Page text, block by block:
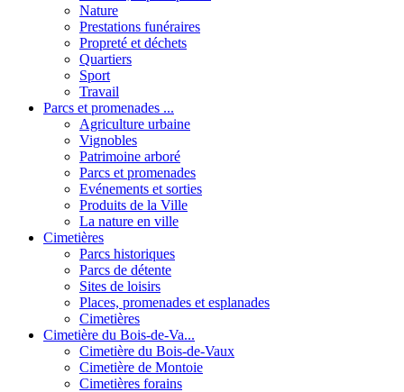
Nature
Prestations funéraires
Propreté et déchets
Quartiers
Sport
Travail
Parcs et promenades ...
Agriculture urbaine
Vignobles
Patrimoine arboré
Parcs et promenades
Evénements et sorties
Produits de la Ville
La nature en ville
Cimetières
Parcs historiques
Parcs de détente
Sites de loisirs
Places, promenades et esplanades
Cimetières
Cimetière du Bois-de-Va...
Cimetière du Bois-de-Vaux
Cimetière de Montoie
Cimetières forains